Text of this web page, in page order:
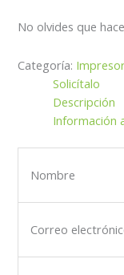
No olvides que
Categoría:
Solicítalo
Descripción
Información
Nombre
Correo